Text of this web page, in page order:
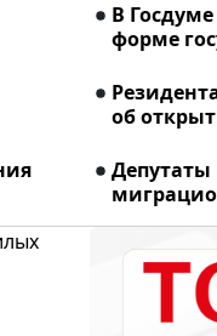
В
форме
об